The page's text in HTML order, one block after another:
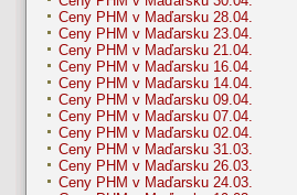
Ceny PHM v Maďarsku 28.04.
Ceny PHM v Maďarsku 23.04.
Ceny PHM v Maďarsku 21.04.
Ceny PHM v Maďarsku 16.04.
Ceny PHM v Maďarsku 14.04.
Ceny PHM v Maďarsku 09.04.
Ceny PHM v Maďarsku 07.04.
Ceny PHM v Maďarsku 02.04.
Ceny PHM v Maďarsku 31.03.
Ceny PHM v Maďarsku 26.03.
Ceny PHM v Maďarsku 24.03.